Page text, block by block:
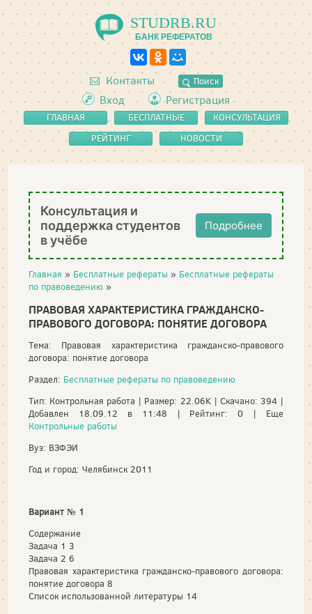
STUDRB.RU
БАНК РЕФЕРАТОВ
Контакты Поиск
Вход Регистрация
ГЛАВНАЯ
БЕСПЛАТНЫЕ
РЕФЕРАТЫ
КОНСУЛЬТАЦИЯ
РЕЙТИНГ
НОВОСТИ
Консультация и
поддержка студентов
в учёбе
Подробнее
Главная » Бесплатные рефераты » Бесплатные рефераты
по правоведению »
ПРАВОВАЯ ХАРАКТЕРИСТИКА ГРАЖДАНСКО-
ПРАВОВОГО ДОГОВОРА: ПОНЯТИЕ ДОГОВОРА
Тема: Правовая характеристика гражданско-правового
договора: понятие договора
Раздел: Бесплатные рефераты по правоведению
Тип: Контрольная работа | Размер: 22.06K | Скачано: 394 |
Добавлен 18.09.12 в 11:48 | Рейтинг: 0 | Еще
Контрольные работы
Вуз: ВЗФЭИ
Год и город: Челябинск 2011
Вариант № 1
Содержание
Задача 1 3
Задача 2 6
Правовая характеристика гражданско-правового договора:
понятие договора 8
Список использованной литературы 14